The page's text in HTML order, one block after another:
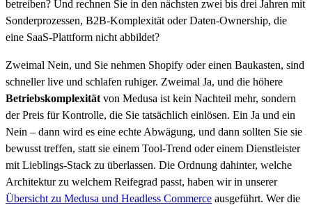
betreiben? Und rechnen Sie in den nächsten zwei bis drei Jahren mit
Sonderprozessen, B2B-Komplexität oder Daten-Ownership, die
eine SaaS-Plattform nicht abbildet?
Zweimal Nein, und Sie nehmen Shopify oder einen Baukasten, sind
schneller live und schlafen ruhiger. Zweimal Ja, und die höhere
Betriebskomplexität von Medusa ist kein Nachteil mehr, sondern
der Preis für Kontrolle, die Sie tatsächlich einlösen. Ein Ja und ein
Nein – dann wird es eine echte Abwägung, und dann sollten Sie sie
bewusst treffen, statt sie einem Tool-Trend oder einem Dienstleister
mit Lieblings-Stack zu überlassen. Die Ordnung dahinter, welche
Architektur zu welchem Reifegrad passt, haben wir in unserer
Übersicht zu Medusa und Headless Commerce ausgeführt. Wer die